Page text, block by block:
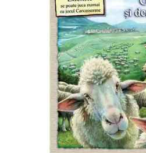
Jocuri pentru o persoana
Jocuri pentru 2 persoane
Game cunoscute
Carcassonne
Orchard Games